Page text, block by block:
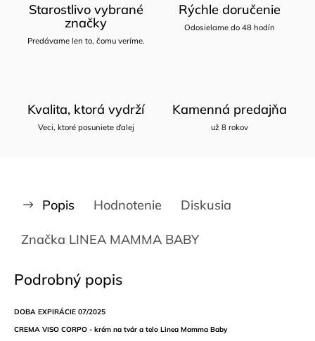
Starostlivo vybrané
značky
Predávame len to, čomu veríme.
Rýchle doručenie
Odosielame do 48 hodín
Kvalita, ktorá vydrží
Veci, ktoré posuniete ďalej
Kamenná predajňa
už 8 rokov
Popis Hodnotenie Diskusia
Značka LINEA MAMMA BABY
Podrobný popis
DOBA EXPIRÁCIE 07/2025
CREMA VISO CORPO - krém na tvár a telo Linea Mamma Baby